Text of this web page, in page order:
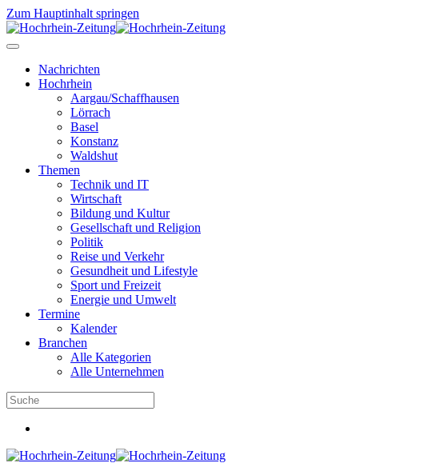
Zum Hauptinhalt springen
Nachrichten
Hochrhein
Aargau/Schaffhausen
Lörrach
Basel
Konstanz
Waldshut
Themen
Technik und IT
Wirtschaft
Bildung und Kultur
Gesellschaft und Religion
Politik
Reise und Verkehr
Gesundheit und Lifestyle
Sport und Freizeit
Energie und Umwelt
Termine
Kalender
Branchen
Alle Kategorien
Alle Unternehmen